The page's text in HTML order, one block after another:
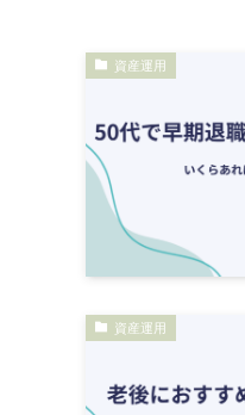
資産運用
資産運用